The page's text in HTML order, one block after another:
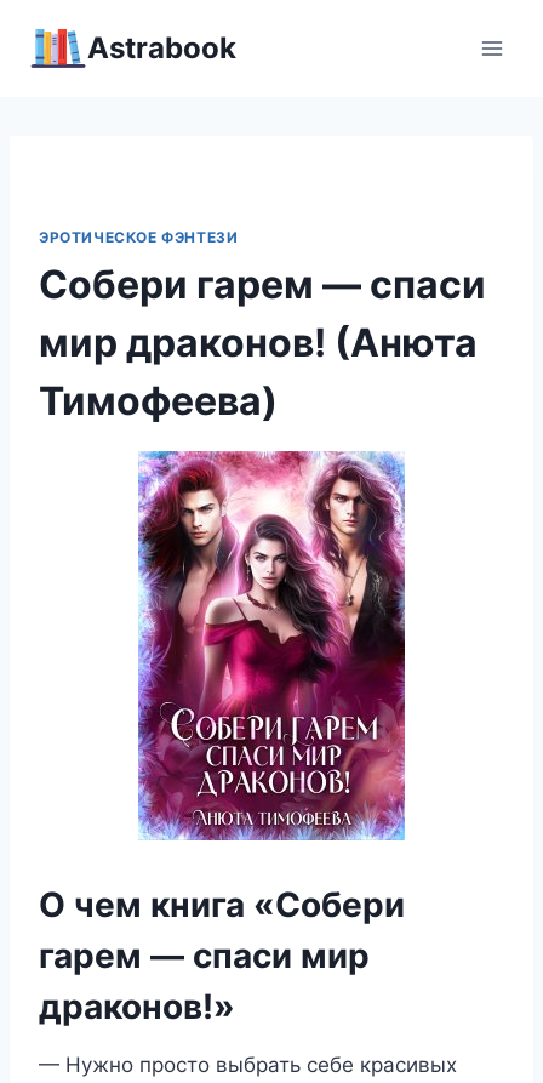
Аstrabook
ЭРОТИЧЕСКОЕ ФЭНТЕЗИ
Собери гарем — спаси
мир драконов! (Анюта
Тимофеева)
О чем книга «Собери
гарем — спаси мир
драконов!»
— Нужно просто выбрать себе красивых